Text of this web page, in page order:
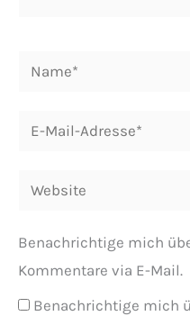
Name*
Website
Benachrichtige mich
Kommentare via E-Mail.
Benachrichtige mich